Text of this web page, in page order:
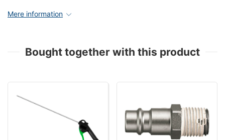
Mere information
Bought together with this product